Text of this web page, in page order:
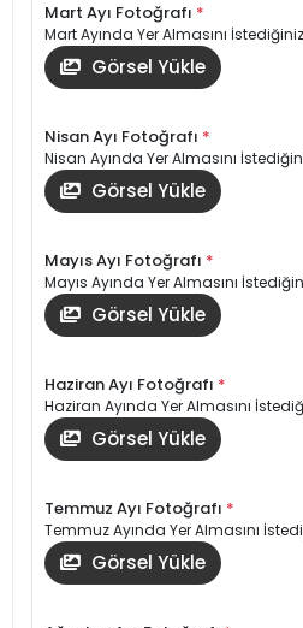
Mart Ayı Fotoğrafı *
Mart Ayında Yer Almasını
Görsel Yükle
Nisan Ayı Fotoğrafı *
Nisan Ayında Yer Almasını
Görsel Yükle
Mayıs Ayı Fotoğrafı *
Mayıs Ayında Yer Almasını
Görsel Yükle
Haziran Ayı Fotoğrafı *
Haziran Ayında Yer Almasını
Görsel Yükle
Temmuz Ayı Fotoğrafı *
Temmuz Ayında Yer Almasını
Görsel Yükle